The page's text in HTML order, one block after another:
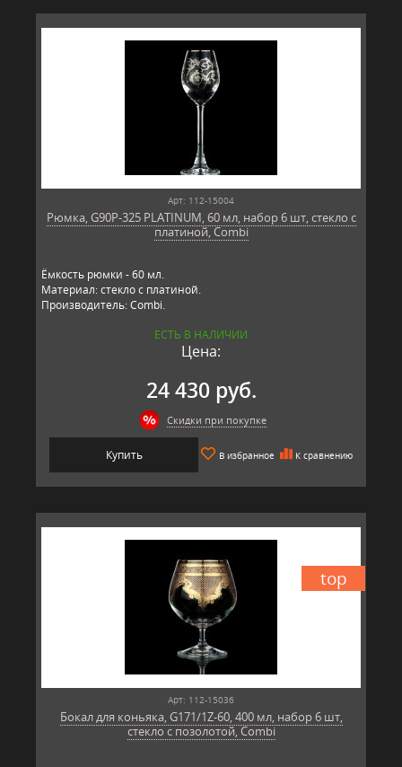
Арт: 112-15004
Рюмка, G90P-325 PLATINUM, 60 мл, набор 6 шт, стекло с
платиной, Combi
Ёмкость рюмки - 60 мл.
Материал: стекло с платиной.
Производитель: Combi.
ЕСТЬ В НАЛИЧИИ
Цена:
24 430 руб.
Скидки при покупке
Купить В избранное К сравнению
top
Арт: 112-15036
Бокал для коньяка, G171/1Z-60, 400 мл, набор 6 шт,
стекло с позолотой, Combi